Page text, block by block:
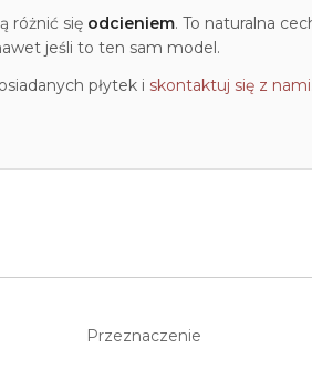
różnić się odcieniem. To naturalna
jeśli to ten sam model.
płytek i skontaktuj się z nami
Przeznaczenie